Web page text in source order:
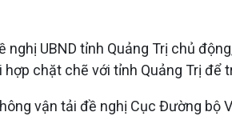
UBND tỉnh Quảng Trị chủ
chặt chẽ với tỉnh Quảng Trị để
vận tải đề nghị Cục Đường bộ